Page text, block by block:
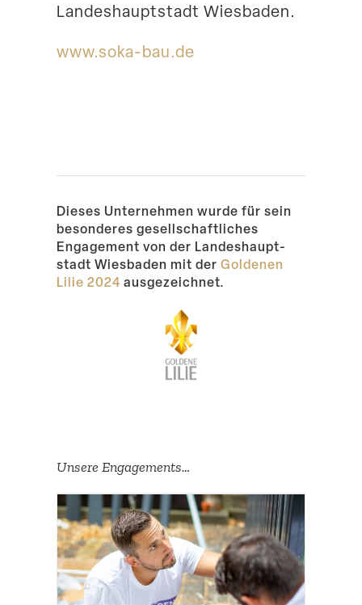
Landes­haupt­stadt Wiesbaden.
www​.soka​-bau​.de
Dieses Unter­nehmen wurde für sein
beson­deres gesell­schaft­liches
Engagement von der Landes­haupt­
stadt Wiesbaden mit der Goldenen
Lilie 2024 ausgezeichnet.
Unsere Engage­ments…